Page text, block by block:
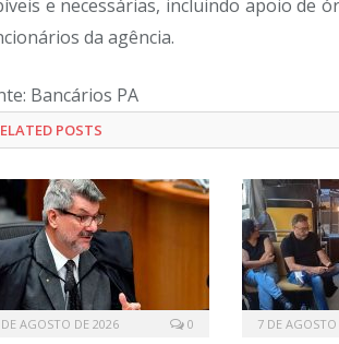
e necessárias, incluindo apoio de
da agência.
Bancários PA
POSTS
AGOSTO DE 2026 0 7 DE